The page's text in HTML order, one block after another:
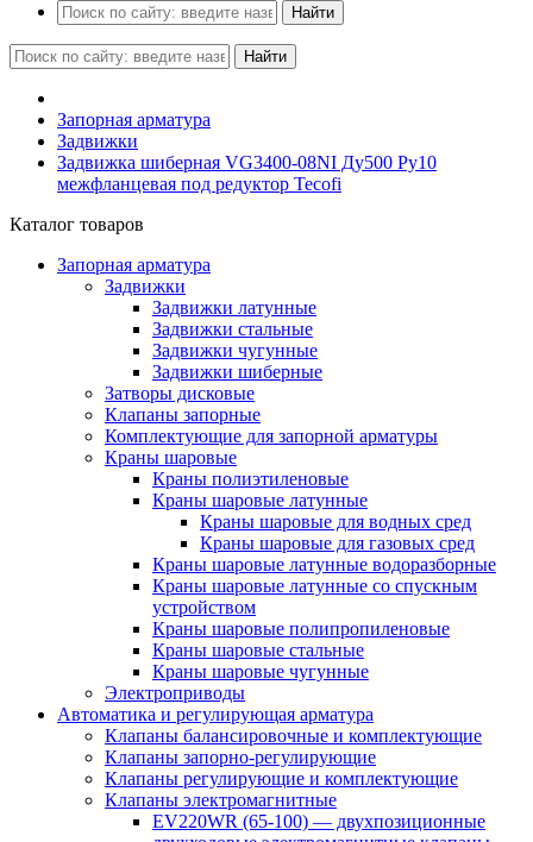
Найти
Найти
Запорная арматура
Задвижки
Задвижка шиберная VG3400-08NI Ду500 Ру10
межфланцевая под редуктор Tecofi
Каталог товаров
Запорная арматура
Задвижки
Задвижки латунные
Задвижки стальные
Задвижки чугунные
Задвижки шиберные
Затворы дисковые
Клапаны запорные
Комплектующие для запорной арматуры
Краны шаровые
Краны полиэтиленовые
Краны шаровые латунные
Краны шаровые для водных сред
Краны шаровые для газовых сред
Краны шаровые латунные водоразборные
Краны шаровые латунные со спускным
устройством
Краны шаровые полипропиленовые
Краны шаровые стальные
Краны шаровые чугунные
Электроприводы
Автоматика и регулирующая арматура
Клапаны балансировочные и комплектующие
Клапаны запорно-регулирующие
Клапаны регулирующие и комплектующие
Клапаны электромагнитные
EV220WR (65-100) — двухпозиционные